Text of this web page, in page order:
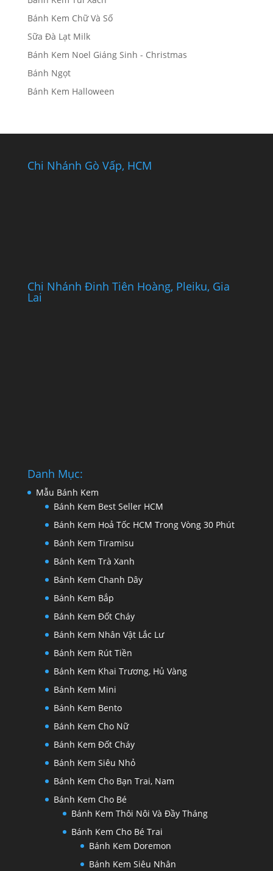
Bánh Kem Chữ Và Số
Sữa Đà Lạt Milk
Bánh Kem Noel Giáng Sinh - Christmas
Bánh Ngọt
Bánh Kem Halloween
Chi Nhánh Gò Vấp, HCM
Chi Nhánh Đinh Tiên Hoàng, Pleiku, Gia
Lai
Danh Mục:
Mẫu Bánh Kem
Bánh Kem Best Seller HCM
Bánh Kem Hoả Tốc HCM Trong Vòng 30 Phút
Bánh Kem Tiramisu
Bánh Kem Trà Xanh
Bánh Kem Chanh Dây
Bánh Kem Bắp
Bánh Kem Đốt Cháy
Bánh Kem Nhân Vật Lắc Lư
Bánh Kem Rút Tiền
Bánh Kem Khai Trương, Hủ Vàng
Bánh Kem Mini
Bánh Kem Bento
Bánh Kem Cho Nữ
Bánh Kem Đốt Cháy
Bánh Kem Siêu Nhỏ
Bánh Kem Cho Bạn Trai, Nam
Bánh Kem Cho Bé
Bánh Kem Thôi Nôi Và Đầy Tháng
Bánh Kem Cho Bé Trai
Bánh Kem Doremon
Bánh Kem Siêu Nhân